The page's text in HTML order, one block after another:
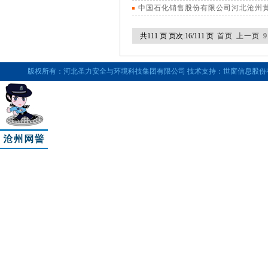
中国石化销售股份有限公司河北沧州
共111 页 页次:16/111 页 首页 上一页 9
版权所有：河北圣力安全与环境科技集团有限公司 技术支持：世窗信息股